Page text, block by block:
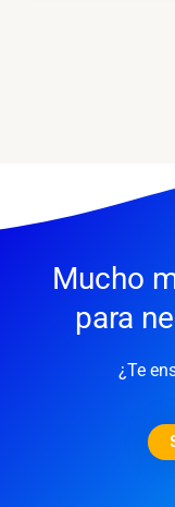
Mucho
para
¿Te